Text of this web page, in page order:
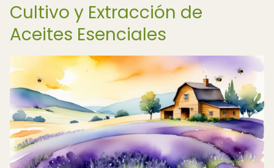
Cultivo y Extracción de
Aceites Esenciales